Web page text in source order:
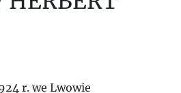
r. we Lwowie